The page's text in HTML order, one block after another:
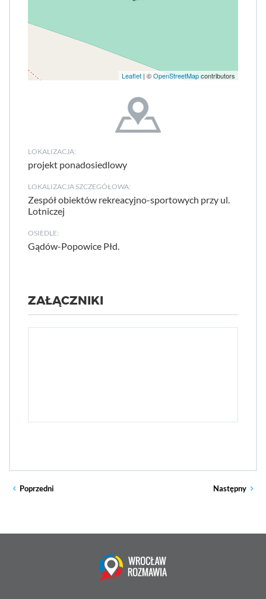
Leaflet | ©OpenStreetMapcontributors
LOKALIZACJA:
projekt ponadosiedlowy
LOKALIZACJA SZCZEGÓŁOWA:
Zespół obiektów rekreacyjno-sportowych przy ul.
Lotniczej
OSIEDLE:
Gądów-Popowice Płd.
ZAŁĄCZNIKI
Poprzedni Następny